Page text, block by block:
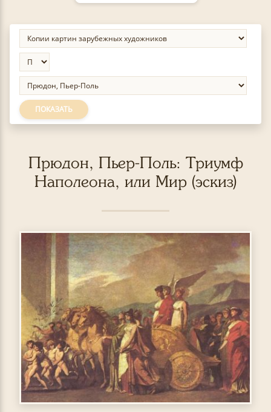
ПОКАЗАТЬ
Прюдон, Пьер-Поль: Триумф
Наполеона, или Мир (эскиз)